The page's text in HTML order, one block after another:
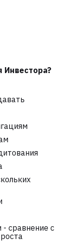
Инвестора?
- сравнение с